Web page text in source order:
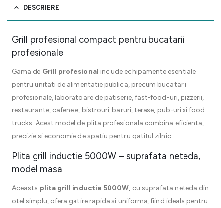
DESCRIERE
Grill profesional compact pentru bucatarii
profesionale
Gama de Grill profesional include echipamente esentiale
pentru unitati de alimentatie publica, precum bucatarii
profesionale, laboratoare de patiserie, fast-food-uri, pizzerii,
restaurante, cafenele, bistrouri, baruri, terase, pub-uri si food
trucks. Acest model de plita profesionala combina eficienta,
precizie si economie de spatiu pentru gatitul zilnic.
Plita grill inductie 5000W – suprafata neteda,
model masa
Aceasta plita grill inductie 5000W, cu suprafata neteda din
otel simplu, ofera gatire rapida si uniforma, fiind ideala pentru